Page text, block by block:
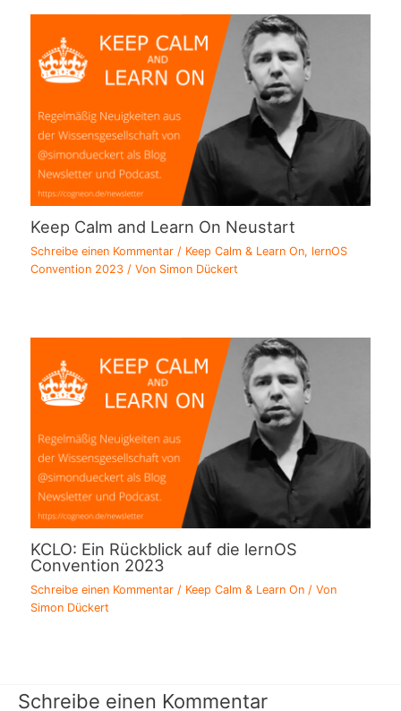
Keep Calm and Learn On Neustart
Schreibe einen Kommentar / Keep Calm & Learn On, lernOS
Convention 2023 / Von Simon Dückert
KCLO: Ein Rückblick auf die lernOS
Convention 2023
Schreibe einen Kommentar / Keep Calm & Learn On / Von
Simon Dückert
Schreibe einen Kommentar